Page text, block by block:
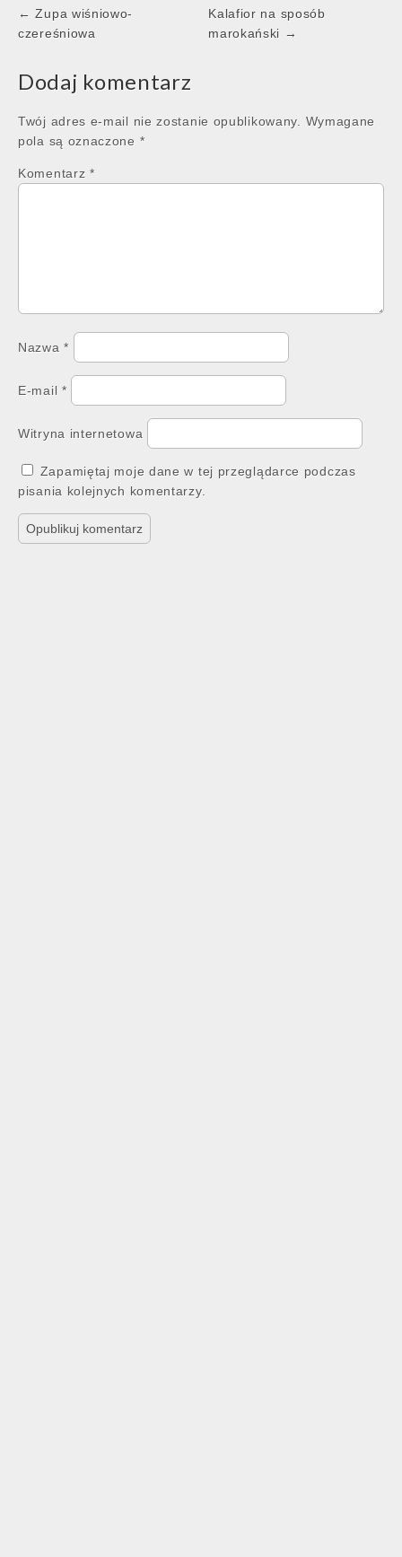
Post
navigation
← Zupa wiśniowo-
czereśniowa
Kalafior na sposób
marokański →
Dodaj komentarz
Twój adres e-mail nie zostanie opublikowany.
Wymagane
pola są oznaczone *
Komentarz *
Nazwa*
E-mail *
Witryna internetowa
Zapamiętaj moje dane w tej przeglądarce podczas
pisania kolejnych komentarzy.